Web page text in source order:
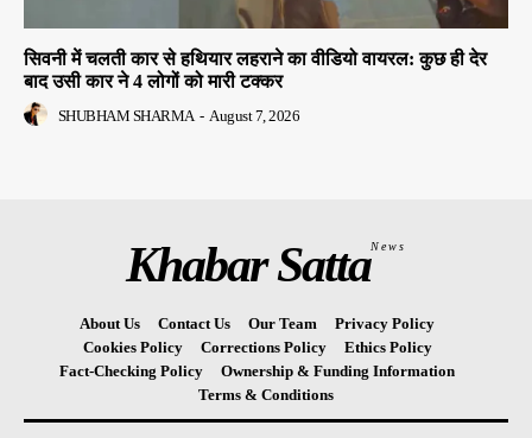
सिवनी में चलती कार से हथियार लहराने का वीडियो वायरल: कुछ ही देर
बाद उसी कार ने 4 लोगों को मारी टक्कर
SHUBHAM SHARMA - August 7, 2026
Khabar SattaNews
About Us Contact Us Our Team
Privacy Policy
Cookies Policy
Corrections Policy
Ethics Policy
Fact-Checking Policy
Ownership & Funding Information
Terms & Conditions